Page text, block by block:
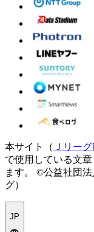
本サイト（ Ｊリー
で使用している文
ます。
©公益社団法
グ）
JP